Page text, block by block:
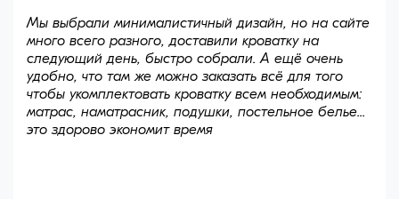
Мы выбрали минималистичный дизайн, но на сайте
много всего разного, доставили кроватку на
следующий день, быстро собрали. А ещё очень
удобно, что там же можно заказать всё для того
чтобы укомплектовать кроватку всем необходимым:
матрас, наматрасник, подушки, постельное белье...
это здорово экономит время